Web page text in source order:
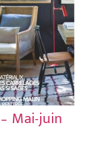
Mai-juin